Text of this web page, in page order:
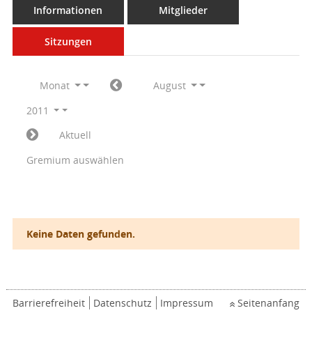
Informationen Mitglieder
Sitzungen
Monat
August
2011
Aktuell
Gremium auswählen
Keine Daten gefunden.
Barrierefreiheit Datenschutz Impressum Seitenanfang